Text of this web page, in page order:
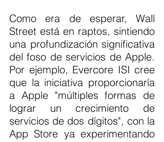
Como era de esperar, Wall
Street está en raptos, sintiendo
una profundización significativa
del foso de servicios de Apple.
Por ejemplo, Evercore ISI cree
que la iniciativa proporcionaría
a Apple "múltiples formas de
lograr un crecimiento de
servicios de dos dígitos", con la
App Store ya experimentando